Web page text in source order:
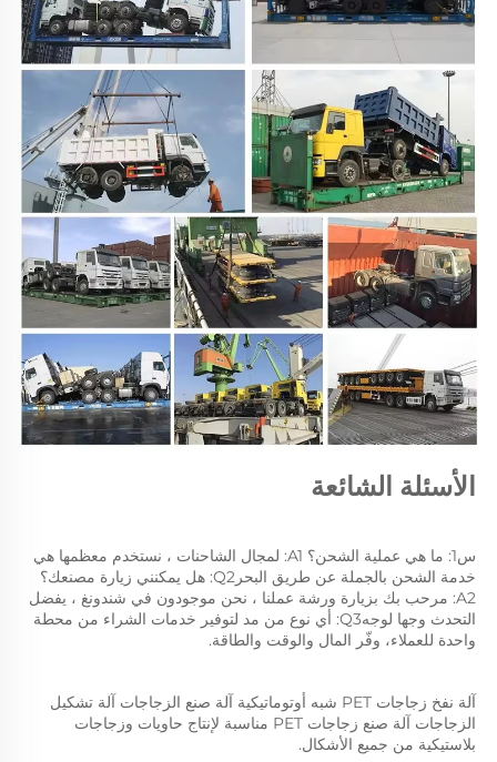
الأسئلة الشائعة
واحدة للعملاء، وفّر المال والوقت والطاقة.
بلاستيكية من جميع الأشكال.